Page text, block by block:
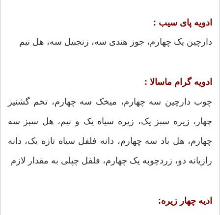
ادویه پای سیب :
دارچین یک چهارم، جوز هندی سه، زنجبیل سه، هل نیم
ادویه گرام ماسالا :
چوب دارچین سه چهارم، میخک سه چهارم، تخم گشنیز
چهار، زیره سبز یک، زیره سیاه یک و نیم، هل سبز سه
چهارم، هل باد سه چهارم، دانه فلفل سیاه تازه یک، دانه
رازیانه دو، زردچوبه یک چهارم، فلفل چپلی به مقدار لازم
ادیه چهار زیره: